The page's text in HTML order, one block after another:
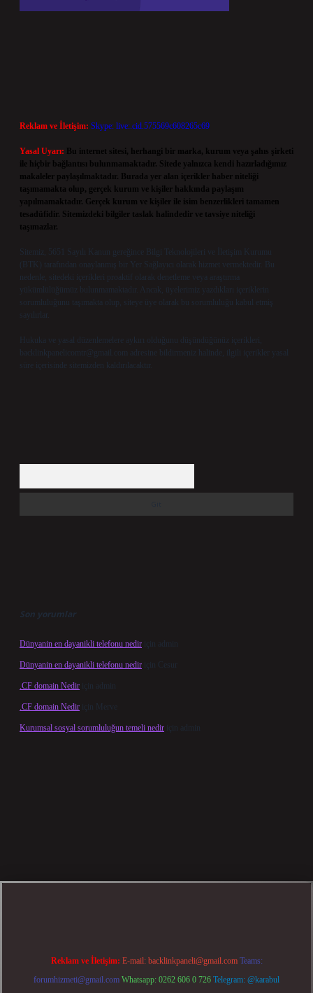
Reklam ve İletişim: Skype: live:.cid.575569c608265c69
Yasal Uyarı:
Bu internet sitesi, herhangi bir marka, kurum veya şahıs şirketi
ile hiçbir bağlantısı bulunmamaktadır. Sitede yalnızca kendi hazırladığımız
makaleler paylaşılmaktadır. Burada yer alan içerikler haber niteliği
taşımamakta olup, gerçek kurum ve kişiler hakkında paylaşım
yapılmamaktadır. Gerçek kurum ve kişiler ile isim benzerlikleri tamamen
tesadüfidir. Sitemizdeki bilgiler taslak halindedir ve tavsiye niteliği
taşımazlar.
Sitemiz, 5651 Sayılı Kanun gereğince Bilgi Teknolojileri ve İletişim Kurumu
(BTK) tarafından onaylanmış bir Yer Sağlayıcı olarak hizmet vermektedir. Bu
nedenle, sitedeki içerikleri proaktif olarak denetleme veya araştırma
yükümlülüğümüz bulunmamaktadır. Ancak, üyelerimiz yazdıkları içeriklerin
sorumluluğunu taşımakta olup, siteye üye olarak bu sorumluluğu kabul etmiş
sayılırlar.
Hukuka ve yasal düzenlemelere aykırı olduğunu düşündüğünüz içerikleri,
backlinkpanelicomtr@gmail.com adresine bildirmeniz halinde, ilgili içerikler yasal
süre içerisinde sitemizden kaldırılacaktır.
Son yorumlar
Dünyanin en dayanikli telefonu nedir için admin
Dünyanin en dayanikli telefonu nedir için Cesur
.CF domain Nedir için admin
.CF domain Nedir için Merve
Kurumsal sosyal sorumluluğun temeli nedir için admin
girişbetexper bahis
Reklam ve İletişim: E-mail: backlinkpaneli@gmail.com Teams:
forumhizmeti@gmail.com Whatsapp: 0262 606 0 726 Telegram: @karabul